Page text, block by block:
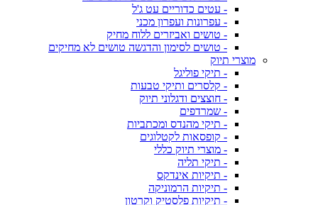
- עטים כדוריים עט ג'ל
- עפרונות ועפרון מכני
- טושים ואביזרים ללוח מחיק
- טושים לסימון והדגשה טושים לא מחיקים
מוצרי תיוק
- תיקי פוליגל
- קלסרים ותיקי טבעות
- חוצצים ודגלוני תיוק
- שמרדפים
- תיקי מהנדס ומכתביות
- קופסאות לקטלוגים
- מוצרי תיוק כללי
- תיקי תליה
- תיקיות אינדקס
- תיקיות הרמוניקה
- תיקיות פלסטיק וקרטון